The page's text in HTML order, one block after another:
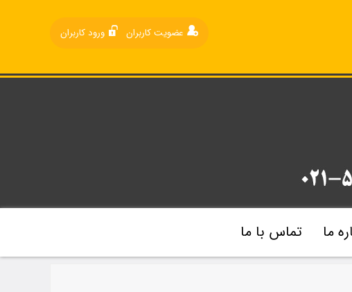
ورود کاربران عضویت کاربران
ما تماس با ما